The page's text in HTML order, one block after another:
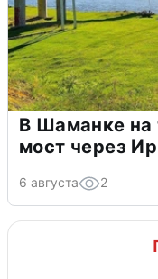
В Шаманке на
мост через
6 августа 2